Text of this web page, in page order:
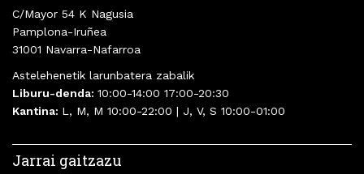
C/Mayor 54 K Nagusia
Pamplona-Iruñea
31001 Navarra-Nafarroa
Astelehenetik larunbatera zabalik
Liburu-denda: 10:00-14:00 17:00-20:30
Kantina: L, M, M 10:00-22:00 | J, V, S 10:00-01:00
Jarrai gaitzazu